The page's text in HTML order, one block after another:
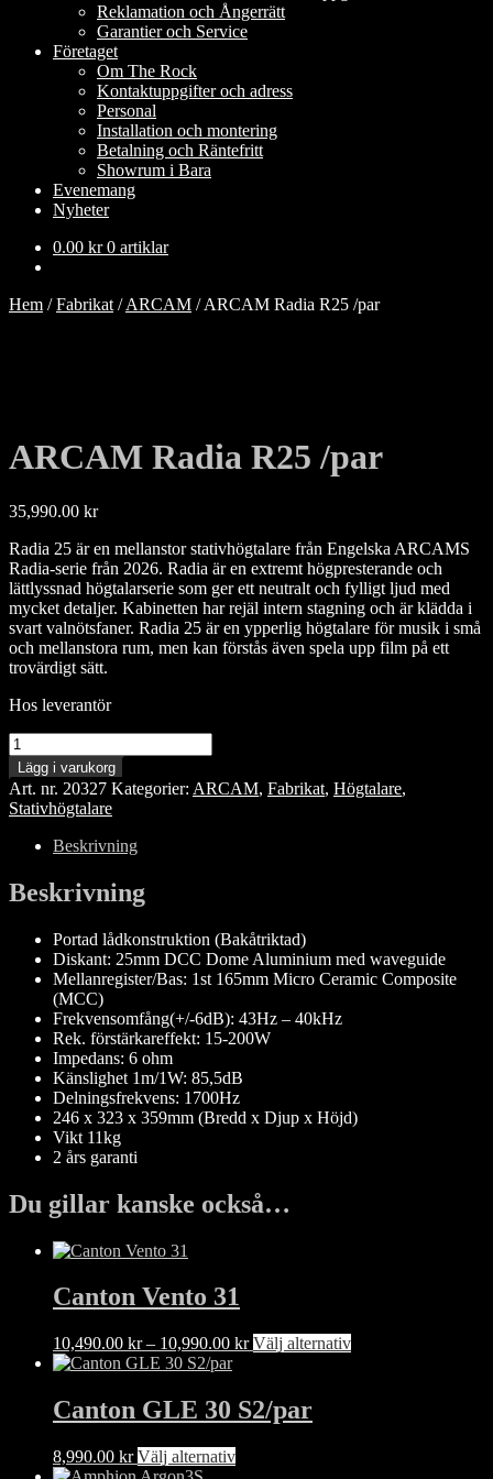
Reklamation och Ångerrätt
Garantier och Service
Företaget
Om The Rock
Kontaktuppgifter och adress
Personal
Installation och montering
Betalning och Räntefritt
Showrum i Bara
Evenemang
Nyheter
0.00 kr 0 artiklar
Hem /Fabrikat /ARCAM /ARCAM Radia R25 /par
ARCAM Radia R25 /par
35,990.00 kr
Radia 25 är en mellanstor stativhögtalare från Engelska ARCAMS
Radia-serie från 2026. Radia är en extremt högpresterande och
lättlyssnad högtalarserie som ger ett neutralt och fylligt ljud med
mycket detaljer. Kabinetten har rejäl intern stagning och är klädda i
svart valnötsfaner. Radia 25 är en ypperlig högtalare för musik i små
och mellanstora rum, men kan förstås även spela upp film på ett
trovärdigt sätt.
Hos leverantör
ARCAM
Radia
R25
/par
mängd
Lägg i varukorg
Art. nr. 20327 Kategorier: ARCAM, Fabrikat, Högtalare,
Stativhögtalare
Beskrivning
Beskrivning
Portad lådkonstruktion (Bakåtriktad)
Diskant: 25mm DCC Dome Aluminium med waveguide
Mellanregister/Bas: 1st 165mm Micro Ceramic Composite
(MCC)
Frekvensomfång(+/-6dB): 43Hz – 40kHz
Rek. förstärkareffekt: 15-200W
Impedans: 6 ohm
Känslighet 1m/1W: 85,5dB
Delningsfrekvens: 1700Hz
246 x 323 x 359mm (Bredd x Djup x Höjd)
Vikt 11kg
2 års garanti
Du gillar kanske också…
Canton Vento 31
10,490.00 kr – 10,990.00 krPrisintervall:
10,990.00 kr
Välj alternativDen
Canton GLE 30 S2/par
8,990.00 kr Välj alternativDen